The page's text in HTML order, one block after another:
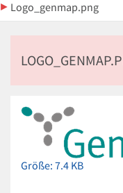
Logo_genmap.png
Zeige
Größe: 7.4 KB